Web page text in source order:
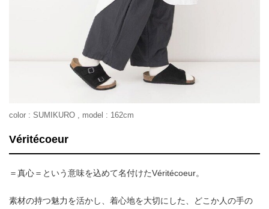
color : SUMIKURO , model : 162cm
Véritécoeur
＝真心＝という意味を込めて名付けたVéritécoeur。
素材の持つ魅力を活かし、着心地を大切にした、どこか人の手の